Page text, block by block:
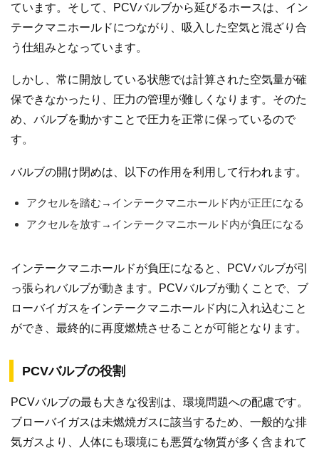
ています。そして、PCVバルブから延びるホースは、イン
テークマニホールドにつながり、吸入した空気と混ざり合
う仕組みとなっています。
しかし、常に開放している状態では計算された空気量が確
保できなかったり、圧力の管理が難しくなります。そのた
め、バルブを動かすことで圧力を正常に保っているので
す。
バルブの開け閉めは、以下の作用を利用して行われます。
アクセルを踏む→インテークマニホールド内が正圧になる
アクセルを放す→インテークマニホールド内が負圧になる
インテークマニホールドが負圧になると、PCVバルブが引
っ張られバルブが動きます。PCVバルブが動くことで、ブ
ローバイガスをインテークマニホールド内に入れ込むこと
ができ、最終的に再度燃焼させることが可能となります。
PCVバルブの役割
PCVバルブの最も大きな役割は、環境問題への配慮です。
ブローバイガスは未燃焼ガスに該当するため、一般的な排
気ガスより、人体にも環境にも悪質な物質が多く含まれて